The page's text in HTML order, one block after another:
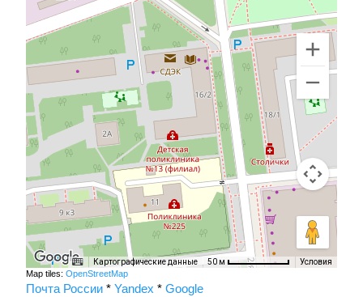
Картографические данные 50 м Условия
Map tiles: OpenStreetMap
Почта России * Yandex * Google